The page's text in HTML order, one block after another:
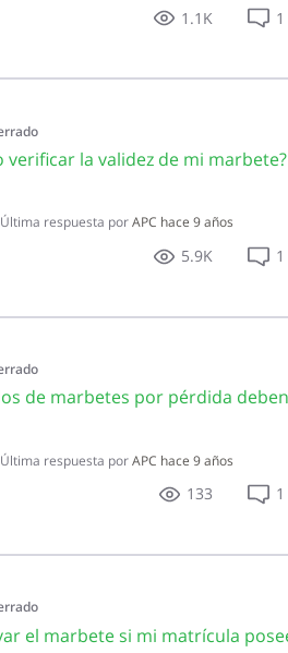
1.1K 1
verificar la validez de mi marbete?
Última respuesta porAPC hace 9 años
5.9K 1
Última respuesta porAPC hace 9 años
133 1